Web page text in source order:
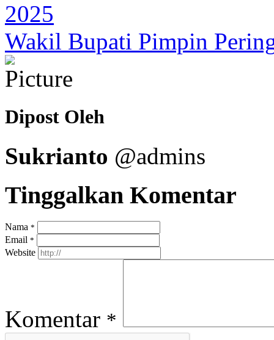
2025
Wakil Bupati Pimpin
Dipost Oleh
Sukrianto @admins
Tinggalkan Komentar
Nama *
Email *
Website
Komentar *